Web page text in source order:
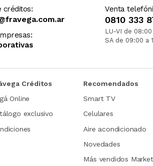
créditos: Venta
0810 333
LU-VI de
SA de 09:00 a
Créditos
Online
exclusivo
Recomendados
Smart TV
Celulares
Aire acondicionado
Novedades
Más vendidos